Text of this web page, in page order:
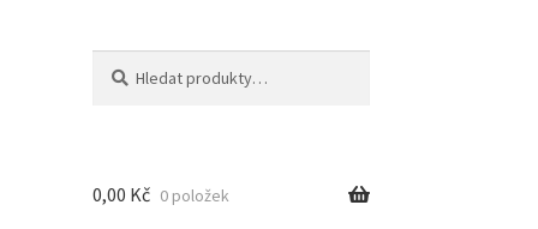
0,00 Kč 0 položek